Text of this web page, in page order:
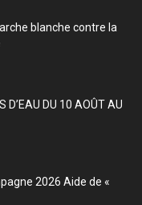
blanche contre la
D’EAU DU 10 AOÛT AU
2026 Aide de «